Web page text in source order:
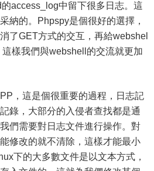
access_log中留下很多日志。這
納的。Phpspy是個很好的選擇，
了GET方式的交互，再給webshel
這樣我們與webshell的交流就更加
，這是個很重要的過程，日志記
錄，大部分的入侵者查找都是通
們需要對日志文件進行操作。對
修改的就不清除，這樣才能最小
下的大多數文件是以文本方式，